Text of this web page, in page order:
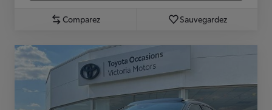
Comparez Sauvegardez